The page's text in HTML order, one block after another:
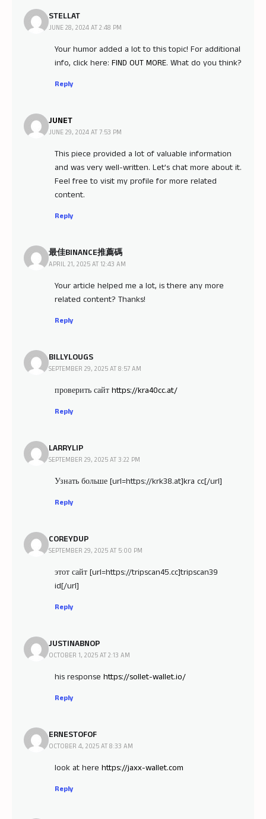
STELLAT
JUNE 28, 2024 AT 2:48 PM
Your humor added a lot to this topic! For additional
info, click here: FIND OUT MORE. What do you think?
Reply
JUNET
JUNE 29, 2024 AT 7:53 PM
This piece provided a lot of valuable information
and was very well-written. Let’s chat more about it.
Feel free to visit my profile for more related
content.
Reply
最佳BINANCE推薦碼
APRIL 21, 2025 AT 12:43 AM
Your article helped me a lot, is there any more
related content? Thanks!
Reply
BILLYLOUGS
SEPTEMBER 29, 2025 AT 8:57 AM
проверить сайт https://kra40cc.at/
Reply
LARRYLIP
SEPTEMBER 29, 2025 AT 3:22 PM
Узнать больше [url=https://krk38.at]kra cc[/url]
Reply
COREYDUP
SEPTEMBER 29, 2025 AT 5:00 PM
этот сайт [url=https://tripscan45.cc]tripscan39
id[/url]
Reply
JUSTINABNOP
OCTOBER 1, 2025 AT 2:13 AM
his response https://sollet-wallet.io/
Reply
ERNESTOFOF
OCTOBER 4, 2025 AT 8:33 AM
look at here https://jaxx-wallet.com
Reply